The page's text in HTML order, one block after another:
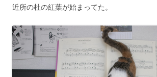
近所の杜の紅葉が始まってた。